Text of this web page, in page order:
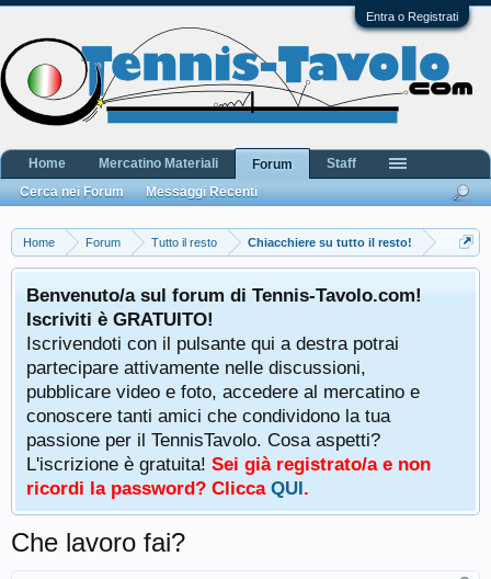
Entra o Registrati
Home Forum Tutto il resto Chiacchiere su tutto il resto!
Benvenuto/a sul forum di Tennis-Tavolo.com!
Iscriviti è GRATUITO!
Iscrivendoti con il pulsante qui a destra potrai
partecipare attivamente nelle discussioni,
pubblicare video e foto, accedere al mercatino e
conoscere tanti amici che condividono la tua
passione per il TennisTavolo. Cosa aspetti?
L'iscrizione è gratuita! Sei già registrato/a e non
ricordi la password? Clicca QUI.
Che lavoro fai?
Home Mercatino Materiali
Forum
Cerca nei Forum
Messaggi Recenti
Staff